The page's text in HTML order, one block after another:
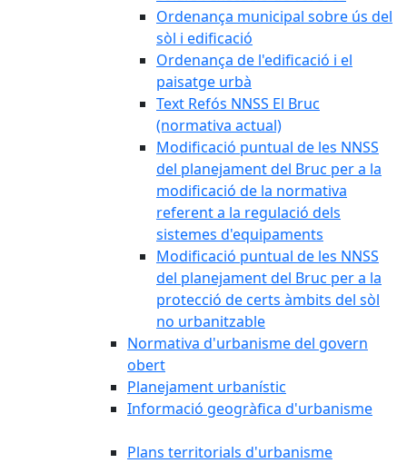
Ordenança municipal sobre ús del
sòl i edificació
Ordenança de l'edificació i el
paisatge urbà
Text Refós NNSS El Bruc
(normativa actual)
Modificació puntual de les NNSS
del planejament del Bruc per a la
modificació de la normativa
referent a la regulació dels
sistemes d'equipaments
Modificació puntual de les NNSS
del planejament del Bruc per a la
protecció de certs àmbits del sòl
no urbanitzable
Normativa d'urbanisme del govern
obert
Planejament urbanístic
Informació geogràfica d'urbanisme
Plans territorials d'urbanisme